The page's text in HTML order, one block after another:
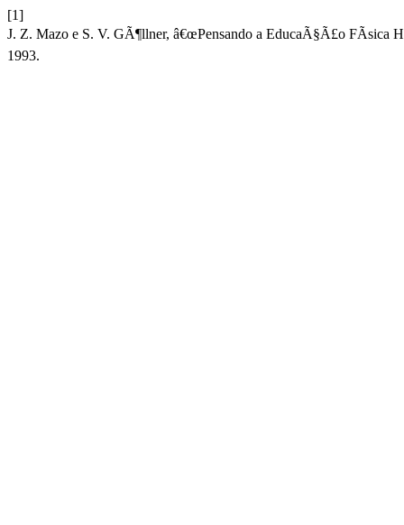
[1]
J. Z. Mazo e S. V. GÃ¶llner, â€œPensando a EducaÃ§Ã£o FÃ­sica
1993.